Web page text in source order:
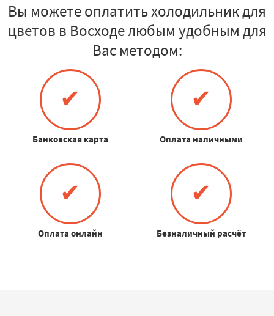
Вы можете оплатить холодильник для
цветов в Восходе любым удобным для
Вас методом:
✔
Банковская карта
✔
Оплата наличными
✔
Оплата онлайн
✔
Безналичный расчёт